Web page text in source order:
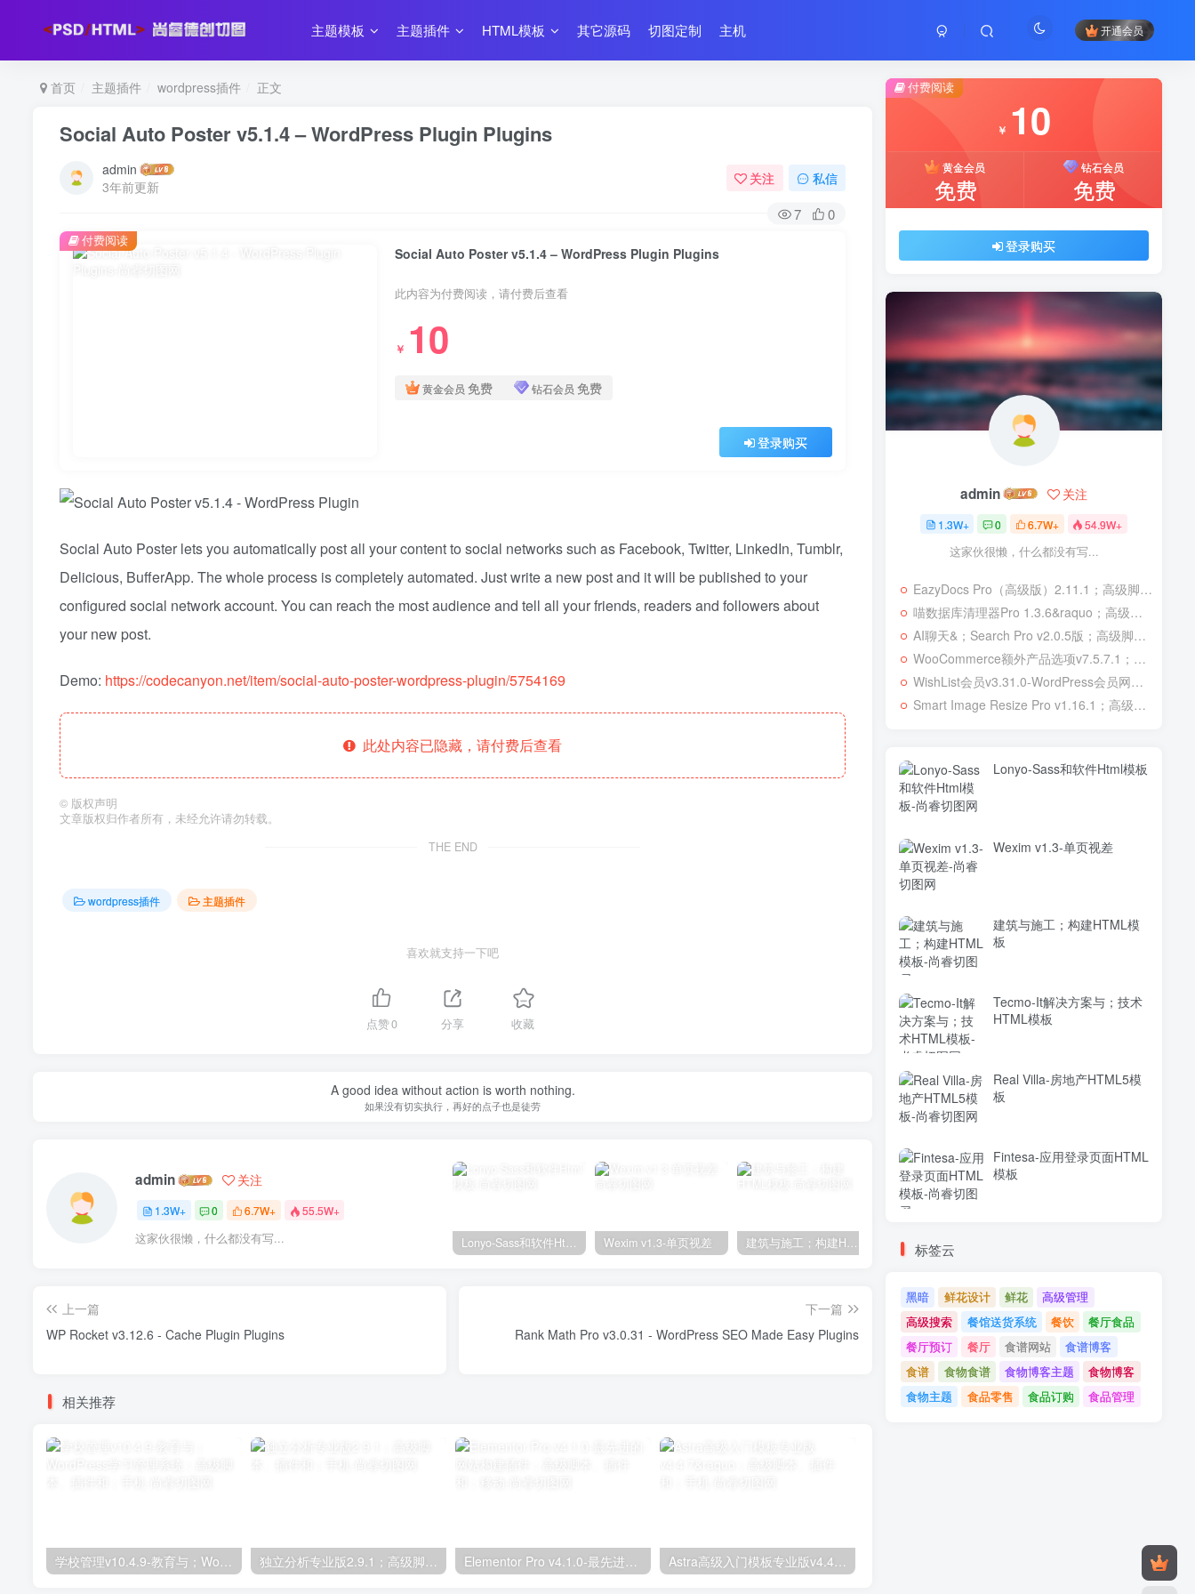
主题模板 主题插件 HTML模板 其它源码 切图定制 主机 开通会员
首页 主题插件 wordpress插件 正文
Social Auto Poster v5.1.4 – WordPress Plugin Plugins
admin
3年前更新
关注 私信
7 0
Social Auto Poster v5.1.4 – WordPress Plugin Plugins
此内容为付费阅读，请付费后查看
￥ 10
黄金会员 免费 钻石会员 免费
登录购买
付费阅读
Social Auto Poster lets you automatically post all your content to social networks such as Facebook, Twitter, LinkedIn, Tumblr,
Delicious, BufferApp. The whole process is completely automated. Just write a new post and it will be published to your
configured social network account. You can reach the most audience and tell all your friends, readers and followers about
your new post.
Demo: https://codecanyon.net/item/social-auto-poster-wordpress-plugin/5754169
此处内容已隐藏，请付费后查看
© 版权声明
文章版权归作者所有，未经允许请勿转载。
THE END
wordpress插件 主题插件
喜欢就支持一下吧
点赞0 分享 收藏
A good idea without action is worth nothing.
如果没有切实执行，再好的点子也是徒劳
admin 关注
1.3W+ 0 6.7W+ 55.5W+
这家伙很懒，什么都没有写... Lonyo-Sass和软件Html模板 Wexim v1.3-单页视差 建筑与施工；构建HTML模板
上一篇
WP Rocket v3.12.6 - Cache Plugin Plugins
下一篇
Rank Math Pro v3.0.31 - WordPress SEO Made Easy Plugins
相关推荐
学校管理v10.4.9-教育与；WordPress学习管理系统；高级脚本、插件和；手机 独立分析专业版2.9.1；高级脚本、插件和；手机
付费阅读
￥ 10
黄金会员
免费
钻石会员
免费
登录购买
admin 关注
1.3W+ 0 6.7W+ 54.9W+
这家伙很懒，什么都没有写...
EazyDocs Pro（高级版）2.11.1；高级脚本、插件和；移动
喵数据库清理器Pro 1.3.6&raquo；高级脚本、插件和；移动
AI聊天&；Search Pro v2.0.5版；高级脚本、插件和；移动
WooCommerce额外产品选项v7.5.7.1；高级脚本、插件和；移动
WishList会员v3.31.0-WordPress会员网站；高级脚本、插件和；移动
Smart Image Resize Pro v1.16.1；高级脚本、插件和；移动
Lonyo-Sass和软件Html模板
Wexim v1.3-单页视差
建筑与施工；构建HTML模
板
Tecmo-It解决方案与；技术
HTML模板
Real Villa-房地产HTML5模
板
Fintesa-应用登录页面HTML
模板
标签云
黑暗 鲜花设计 鲜花
高级管理
高级搜索
餐馆送货系统 餐饮
餐厅食品
餐厅预订
餐厅 食谱网站
食谱博客
食谱
食物食谱 食物博客主题
食物博客
食物主题
食品零售 食品订购 食品管理